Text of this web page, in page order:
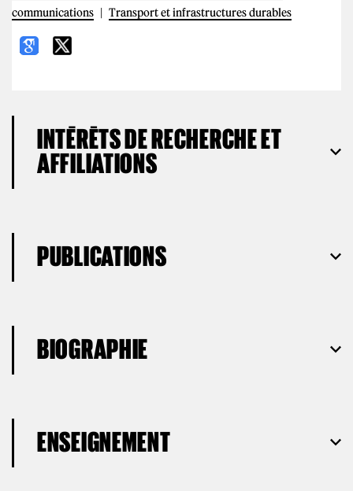
communications
Transport et infrastructures durables
INTÉRÊTS DE RECHERCHE ET
AFFILIATIONS
PUBLICATIONS
BIOGRAPHIE
ENSEIGNEMENT